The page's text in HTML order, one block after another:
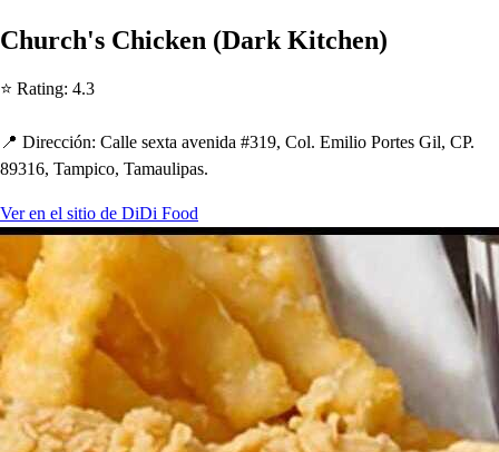
Church's Chicken (Dark Kitchen)
⭐ Rating: 4.3
📍 Dirección: Calle sexta avenida #319, Col. Emilio Portes Gil, CP.
89316, Tampico, Tamaulipas.
Ver en el sitio de DiDi Food